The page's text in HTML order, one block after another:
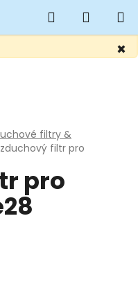
×
Hledat
KOŠÍK
filtry &
filtr pro
pro